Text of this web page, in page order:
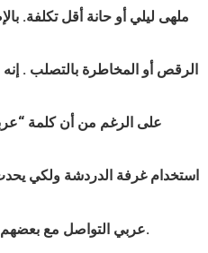
ملهى ليلي أو حانة أقل تكلفة.
الرقص أو المخاطرة بالتصلب .
على الرغم من أن كلمة “
استخدام غرفة الدردشة ولكي
عربيالتواصل مع بعضهم البعض من خلال الرسائل النصية.